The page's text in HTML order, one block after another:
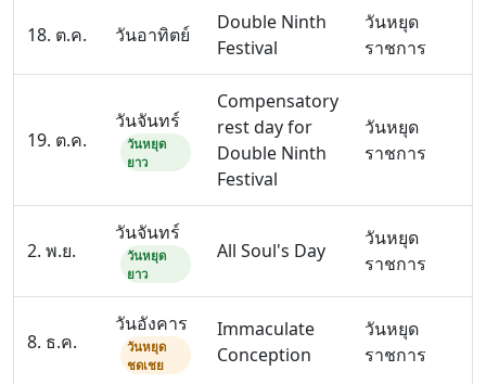
18. ต.ค. วันอาทิตย์
Double Ninth
Festival
วันหยุด
ราชการ
19. ต.ค.
วันจันทร์
วันหยุด
ยาว
Compensatory
rest day for
Double Ninth
Festival
วันหยุด
ราชการ
2. พ.ย.
วันจันทร์
วันหยุด
ยาว
All Soul's Day
วันหยุด
ราชการ
8. ธ.ค.
วันอังคาร
วันหยุด
ชดเชย
Immaculate
Conception
วันหยุด
ราชการ